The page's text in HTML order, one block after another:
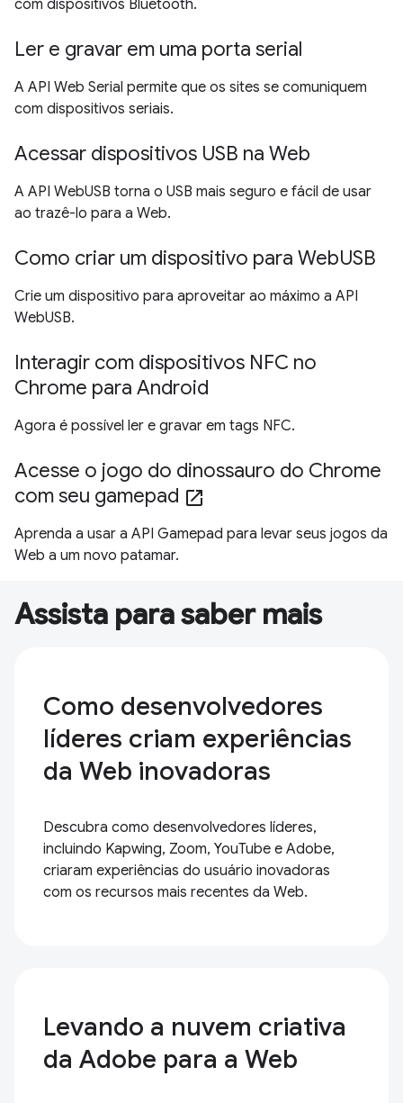
com dispositivos Bluetooth.
Ler e gravar em uma porta serial
A API Web Serial permite que os sites se comuniquem
com dispositivos seriais.
Acessar dispositivos USB na Web
A API WebUSB torna o USB mais seguro e fácil de usar
ao trazê-lo para a Web.
Como criar um dispositivo para WebUSB
Crie um dispositivo para aproveitar ao máximo a API
WebUSB.
Interagir com dispositivos NFC no
Chrome para Android
Agora é possível ler e gravar em tags NFC.
Acesse o jogo do dinossauro do Chrome
com seu gamepad open_in_new
Aprenda a usar a API Gamepad para levar seus jogos da
Web a um novo patamar.
Assista para saber mais
Como desenvolvedores
líderes criam experiências
da Web inovadoras
Descubra como desenvolvedores líderes,
incluindo Kapwing, Zoom, YouTube e Adobe,
criaram experiências do usuário inovadoras
com os recursos mais recentes da Web.
Levando a nuvem criativa
da Adobe para a Web